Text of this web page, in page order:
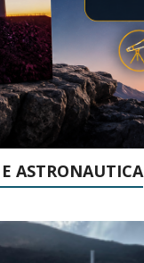
ASTRONAUTICA